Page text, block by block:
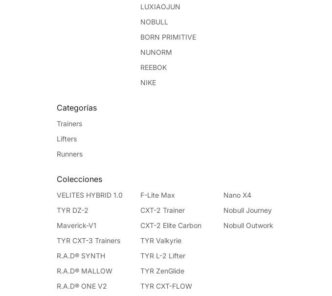
LUXIAOJUN
NOBULL
BORN PRIMITIVE
NUNORM
REEBOK
NIKE
Categorías
Trainers
Lifters
Runners
Colecciones
VELITES HYBRID 1.0
TYR DZ-2
Maverick-V1
TYR CXT-3 Trainers
R.A.D® SYNTH
R.A.D® MALLOW
R.A.D® ONE V2
F-Lite Max
CXT-2 Trainer
CXT-2 Elite Carbon
TYR Valkyrie
TYR L-2 Lifter
TYR ZenGlide
TYR CXT-FLOW
Nano X4
Nobull Journey
Nobull Outwork